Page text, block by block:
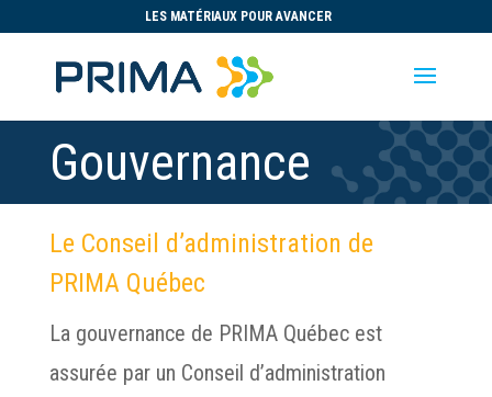
LES MATÉRIAUX POUR AVANCER
Gouvernance
Le Conseil d’administration de
PRIMA Québec
La gouvernance de PRIMA Québec est
assurée par un Conseil d’administration